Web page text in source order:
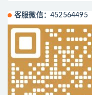
客服微信：452564495